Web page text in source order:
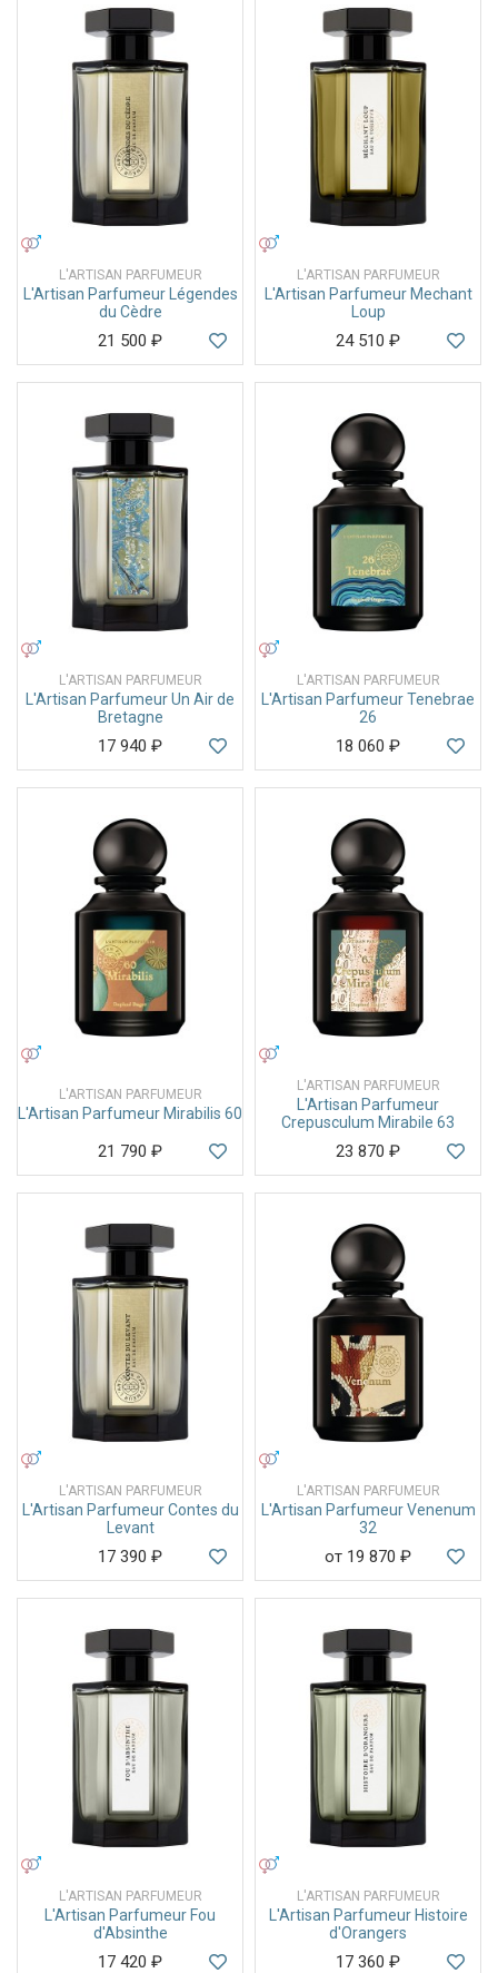
L'ARTISAN PARFUMEUR
L'Artisan Parfumeur Légendes
du Cèdre
21 500 ₽
L'ARTISAN PARFUMEUR
L'Artisan Parfumeur Mechant
Loup
24 510 ₽
L'ARTISAN PARFUMEUR
L'Artisan Parfumeur Un Air de
Bretagne
17 940 ₽
L'ARTISAN PARFUMEUR
L'Artisan Parfumeur Tenebrae
26
18 060 ₽
L'ARTISAN PARFUMEUR
L'Artisan Parfumeur Mirabilis 60
21 790 ₽
L'ARTISAN PARFUMEUR
L'Artisan Parfumeur
Crepusculum Mirabile 63
23 870 ₽
L'ARTISAN PARFUMEUR
L'Artisan Parfumeur Contes du
Levant
17 390 ₽
L'ARTISAN PARFUMEUR
L'Artisan Parfumeur Venenum
32
от 19 870 ₽
L'ARTISAN PARFUMEUR
L'Artisan Parfumeur Fou
d'Absinthe
17 420 ₽
L'ARTISAN PARFUMEUR
L'Artisan Parfumeur Histoire
d'Orangers
17 360 ₽